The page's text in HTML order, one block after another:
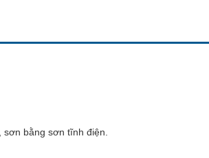
bằng sơn tĩnh điện.